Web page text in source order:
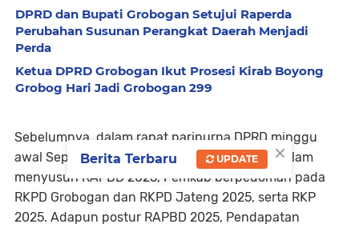
DPRD dan Bupati Grobogan Setujui Raperda
Perubahan Susunan Perangkat Daerah Menjadi
Perda
Ketua DPRD Grobogan Ikut Prosesi Kirab Boyong
Grobog Hari Jadi Grobogan 299
Sebelumnya, dalam rapat paripurna DPRD minggu
awal September 2024, bupati menjelaskan, dalam
menyusun RAPBD 2025, Pemkab berpedoman pada
RKPD Grobogan dan RKPD Jateng 2025, serta RKP
2025. Adapun postur RAPBD 2025, Pendapatan
×
Berita Terbaru UPDATE